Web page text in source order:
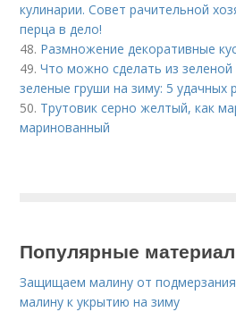
кулинарии. Совет рачительной
перца в дело!
48. Размножение декоративные
49.Что можно сделать из зеленой
зеленые груши на зиму: 5 удачных
50. Трутовик серно желтый, как
маринованный
Популярные
Защищаем малину от
малину к укрытию на зиму